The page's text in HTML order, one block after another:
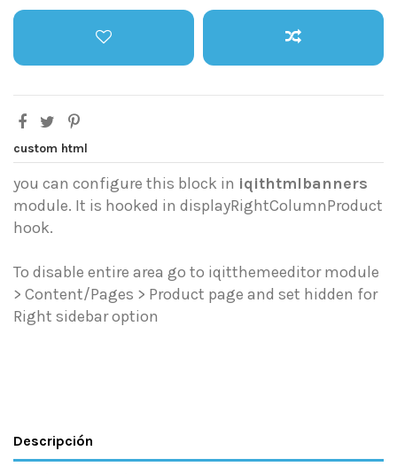
custom html
you can configure this block in iqithtmlbanners
module. It is hooked in displayRightColumnProduct
hook.
To disable entire area go to iqitthemeeditor module
> Content/Pages > Product page and set hidden for
Right sidebar option
Descripción